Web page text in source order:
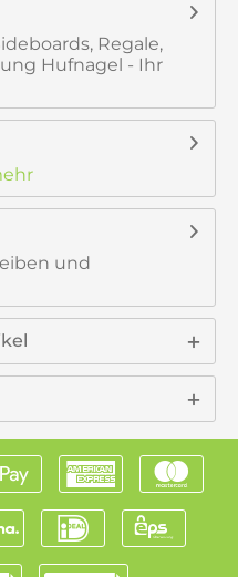
Regale,
Hufnagel - Ihr
und